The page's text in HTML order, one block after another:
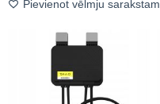
Pievienot vēlmju sarakstam